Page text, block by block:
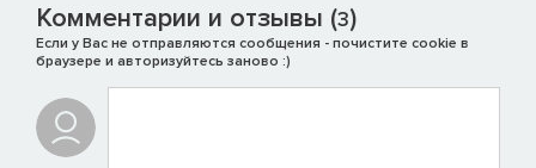
Комментарии и отзывы (3)
Если у Вас не отправляются сообщения - почистите cookie в
браузере и авторизуйтесь заново :)